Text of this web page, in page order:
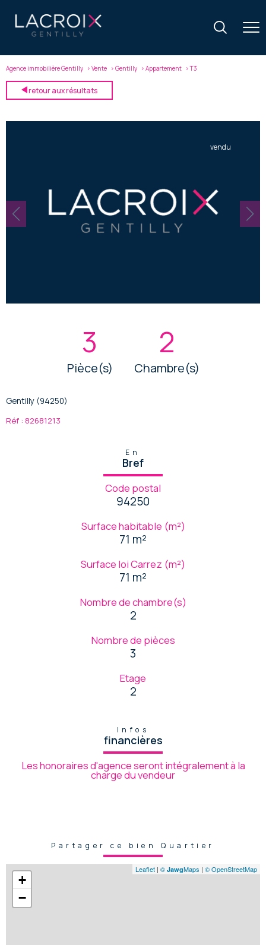
Agence immobilière Gentilly Vente Gentilly Appartement T3
retour aux résultats
vendu
3
Pièce(s)
2
Chambre(s)
Gentilly (94250)
Réf : 82681213
En
Bref
Code postal
94250
Surface habitable (m²)
71 m²
Surface loi Carrez (m²)
71 m²
Nombre de chambre(s)
2
Nombre de pièces
3
Etage
2
Infos
financières
Les honoraires d'agence seront intégralement à la
charge du vendeur
Partager ce bien Quartier
+
−
Leaflet | © JawgMaps | © OpenStreetMap